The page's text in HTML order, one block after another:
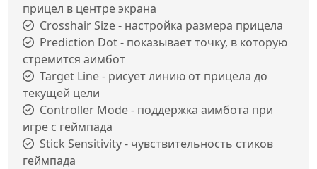
прицел в центре экрана
Crosshair Size - настройка размера прицела
Prediction Dot - показывает точку, в которую
стремится аимбот
Target Line - рисует линию от прицела до
текущей цели
Controller Mode - поддержка аимбота при
игре с геймпада
Stick Sensitivity - чувствительность стиков
геймпада